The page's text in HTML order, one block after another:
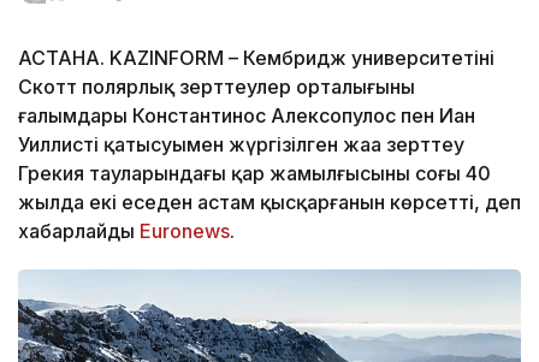
АСТАНА. KAZINFORM – Кембридж университетінің
Скотт полярлық зерттеулер орталығының
ғалымдары Константинос Алексопулос пен Иан
Уиллистің қатысуымен жүргізілген жаңа зерттеу
Грекия тауларындағы қар жамылғысының соңғы 40
жылда екі еседен астам қысқарғанын көрсетті, деп
хабарлайды Еuronews.